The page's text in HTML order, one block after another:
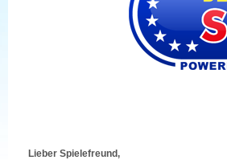
Lieber Spielefreund,